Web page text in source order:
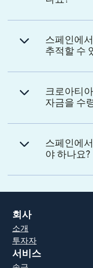
스페인에
추적할 수
크로아티
자금을 수
스페인에
야 하나요?
회사
소개
투자자
서비스